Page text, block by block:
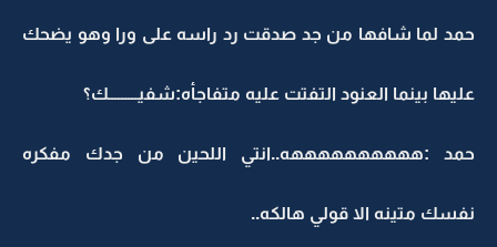
حمد لما شافها من جد صدقت رد راسه على ورا وهو يضحك
عليها بينما العنود التفتت عليه متفاجأه:شفيـــــــــك؟
حمد :ههههههههههه..انتي اللحين من جدك مفكره
نفسك متينه الا قولي هالكه..